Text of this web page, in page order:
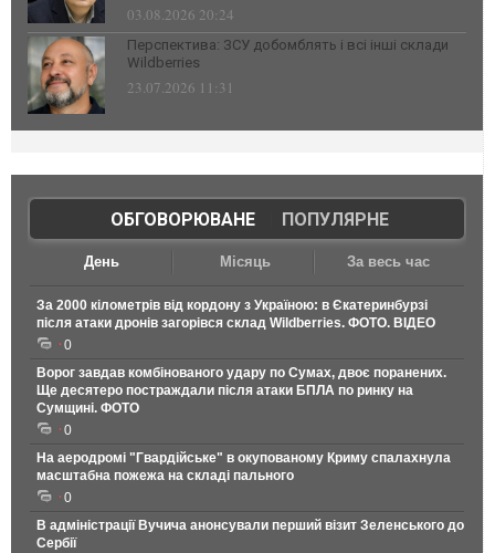
03.08.2026 20:24
Перспектива: ЗСУ добомблять і всі інші склади
Wildberries
23.07.2026 11:31
ОБГОВОРЮВАНЕ| ПОПУЛЯРНЕ
День Місяць За весь час
За 2000 кілометрів від кордону з Україною: в Єкатеринбурзі
після атаки дронів загорівся склад Wildberries. ФОТО. ВІДЕО
0
Ворог завдав комбінованого удару по Сумах, двоє поранених.
Ще десятеро постраждали після атаки БПЛА по ринку на
Сумщині. ФОТО
0
На аеродромі "Гвардійське" в окупованому Криму спалахнула
масштабна пожежа на складі пального
0
В адміністрації Вучича анонсували перший візит Зеленського до
Сербії